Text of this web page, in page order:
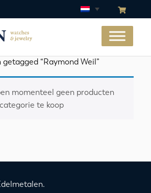
“Raymond Weil”
momenteel geen producten
te koop